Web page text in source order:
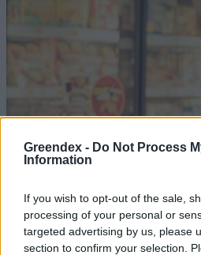
Greendex - Do Not Process
Information
If you wish to opt-out of the sale,
processing of your personal or
targeted advertising by us, please
section to confirm your selection.